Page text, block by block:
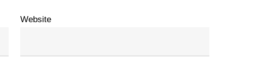
Website